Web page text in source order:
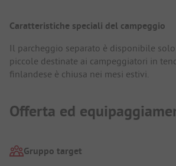
Caratteristiche speciali del campeggio
Il parcheggio separato è disponibile
piccole destinate ai campeggiatori in
finlandese è chiusa nei mesi estivi.
Offerta ed
Gruppo target